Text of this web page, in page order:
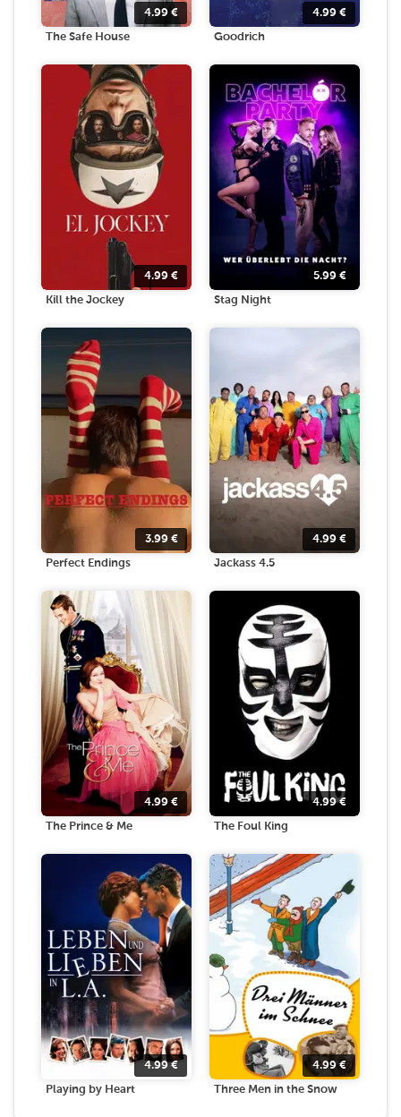
4.99 €
The Safe House
4.99 €
Goodrich
4.99 €
Kill the Jockey
5.99 €
Stag Night
3.99 €
Perfect Endings
4.99 €
Jackass 4.5
4.99 €
The Prince & Me
4.99€
The Foul King
4.99€
Playing by Heart
4.99€
Three Men in the Snow